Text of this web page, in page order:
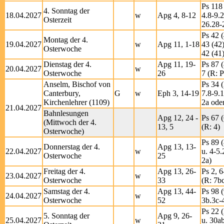
18.04.2027
4. Sonntag der
Osterzeit
w Apg 4, 8-12
Ps
4.8-
19.04.2027
Montag der 4.
Osterwoche
w Apg 11, 1-18
Ps 42
43
42
20.04.2027
Dienstag der 4.
Osterwoche
w
Apg 11, 19-
26
Ps 87
7 (R:
21.04.2027
Anselm, Bischof von
Canterbury,
Kirchenlehrer (1109)
G w Eph 3, 14-19
Ps 34
7.8-
2a
Bahnlesungen
(Mittwoch der 4.
Osterwoche)
Apg 12, 24 -
13, 5
Ps 67
(R: 4)
22.04.2027
Donnerstag der 4.
Osterwoche
w
Apg 13, 13-
25
Ps 89
u. 4-
2a)
23.04.2027
Freitag der 4.
Osterwoche
w
Apg 13, 26-
33
Ps 2,
(R:
24.04.2027
Samstag der 4.
Osterwoche
w
Apg 13, 44-
52
Ps 98
3b.3c-
25.04.2027
5. Sonntag der
w
Apg 9, 26-
Ps 22
u.